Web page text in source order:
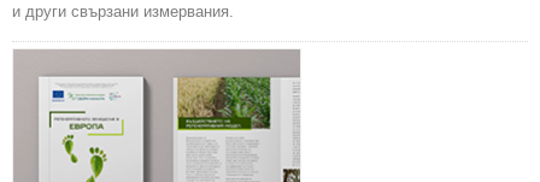
и други свързани измервания.